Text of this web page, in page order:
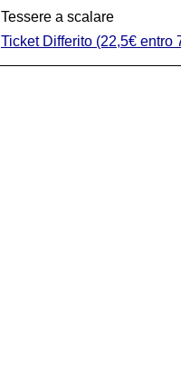
Tessere a scalare
Ticket Differito (22,5€ entro